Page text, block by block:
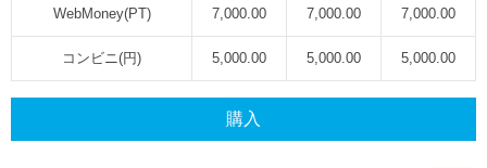
WebMoney(PT) 7,000.00 7,000.00 7,000.00
コンビニ(円) 5,000.00 5,000.00 5,000.00
購入